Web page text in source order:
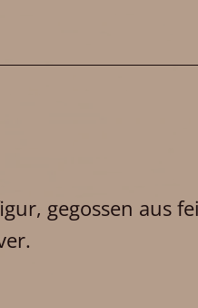
gegossen aus